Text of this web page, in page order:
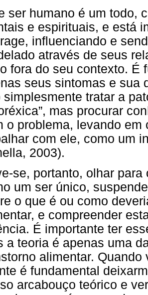
ser humano é um todo,
e espirituais, e está
influenciando e
através de seus
fora do seu contexto. É
seus sintomas e sua
simplesmente tratar a
mas procurar
o problema, levando
com ele, como um
2003).
se, portanto, olhar
um ser único,
o que é ou como
e compreender
É importante ter
a teoria é apenas uma
alimentar.
é fundamental
arcabouço teórico e